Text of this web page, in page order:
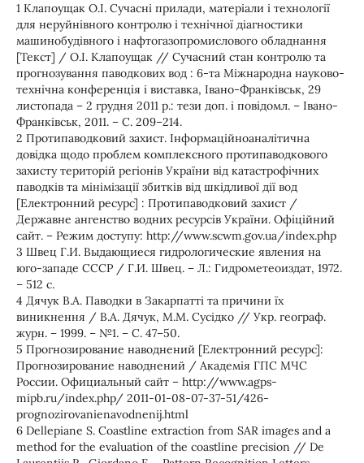
1 Клапоущак О.І. Сучасні прилади, матеріали і технології
для неруйнівного контролю і технічної діагностики
машинобудівного і нафтогазопромислового обладнання
[Текст] / О.І. Клапоущак // Сучасний стан контролю та
прогнозування паводкових вод : 6-та Міжнародна науково-
технічна конференція і виставка, Івано-Франківськ, 29
листопада – 2 грудня 2011 р.: тези доп. і повідомл. – Івано-
Франківськ, 2011. – С. 209–214.
2 Протипаводковий захист. Інформаційноаналітична
довідка щодо проблем комплексного протипаводкового
захисту територій регіонів України від катастрофічних
паводків та мінімізації збитків від шкідливої дії вод
[Електронний ресурс] : Протипаводковий захист /
Державне ангенство водних ресурсів України. Офіційний
сайт. – Режим доступу: http://www.scwm.gov.ua/index.php
3 Швец Г.И. Выдающиеся гидрологические явления на
юго-западе СССР / Г.И. Швец. – Л.: Гидрометеоиздат, 1972.
– 512 с.
4 Дячук В.А. Паводки в Закарпатті та причини їх
виникнення / В.А. Дячук, М.М. Сусідко // Укр. географ.
журн. – 1999. – №1. – С. 47–50.
5 Прогнозирование наводнений [Електронний ресурс]:
Прогнозирование наводнений / Академія ГПС МЧС
России. Официальный сайт – http://www.agps-
mipb.ru/index.php/ 2011-01-08-07-37-51/426-
prognozirovanienavodnenij.html
6 Dellepiane S. Coastline extraction from SAR images and a
method for the evaluation of the coastline precision // De